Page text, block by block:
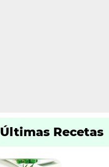
Últimas Recetas